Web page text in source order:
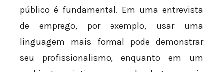
público é fundamental. Em uma entrevista
de emprego, por exemplo, usar uma
linguagem mais formal pode demonstrar
seu profissionalismo, enquanto em um